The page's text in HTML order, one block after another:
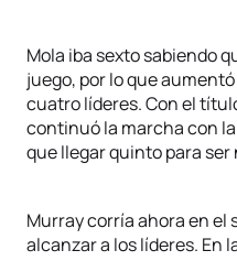
Mola iba sexto sabiendo
juego, por lo que
cuatro líderes. Con el
continuó la marcha con
que llegar quinto para
Murray corría ahora en el
alcanzar a los líderes. En